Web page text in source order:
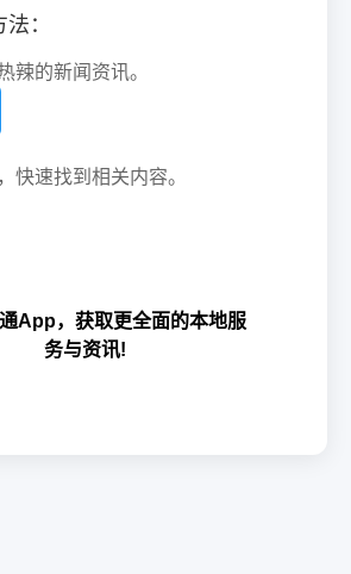
：
辣的新闻资讯。
快速找到相关内容。
App，获取更全面的本地服
务与资讯!